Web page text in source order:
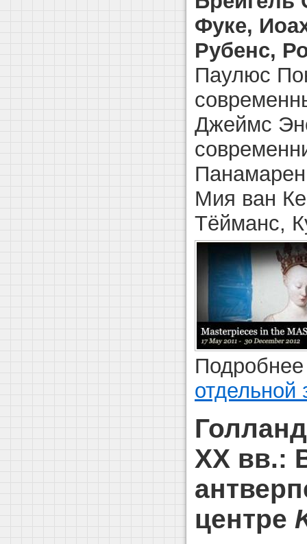
Фуке,
Рубенс,
Паулюс
Джеймс
Мия ван
Тёйманс,
отдельной
XX вв.:
центре